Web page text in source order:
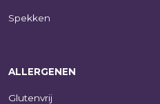
Spekken
ALLERGENEN
Glutenvrij